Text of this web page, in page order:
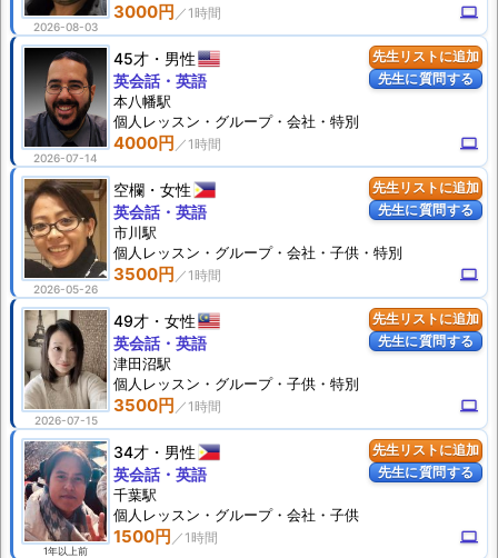
2026-08-03
3000円 computer
先生リストに追加
先生に質問する
2026-07-14
45才 男性
4000円 computer
英会話・英語
本八幡駅
個人 レッスン ・グループ・会社・特別
先生リストに追加
先生に質問する
2026-05-26
空欄 女性
3500円 computer
英会話・英語
市川駅
個人 レッスン ・グループ・会社・子供・特別
先生リストに追加
先生に質問する
2026-07-15
49才 女性
3500円 computer
英会話・英語
津田沼駅
個人 レッスン ・グループ・子供・特別
先生リストに追加
先生に質問する
1年以上前
34才 男性
1500円 computer
英会話・英語
千葉駅
個人 レッスン ・グループ・会社・子供